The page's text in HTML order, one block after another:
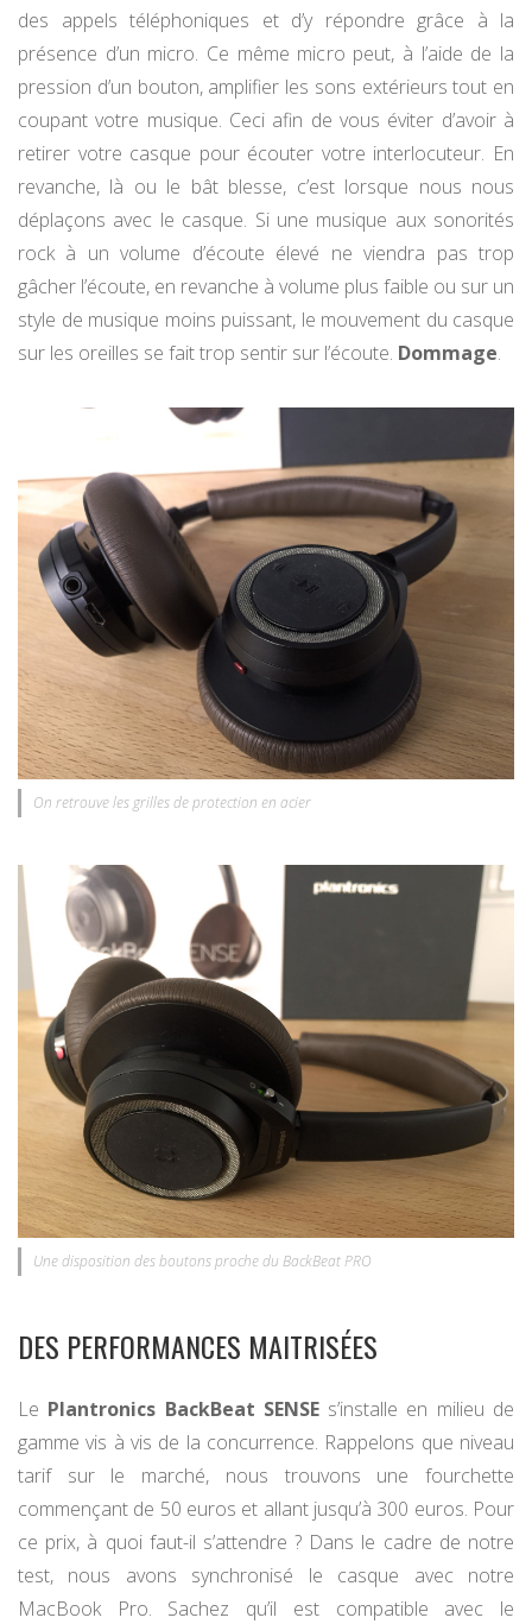
des appels téléphoniques et d’y répondre grâce à la
présence d’un micro. Ce même micro peut, à l’aide de la
pression d’un bouton, amplifier les sons extérieurs tout en
coupant votre musique. Ceci afin de vous éviter d’avoir à
retirer votre casque pour écouter votre interlocuteur. En
revanche, là ou le bât blesse, c’est lorsque nous nous
déplaçons avec le casque. Si une musique aux sonorités
rock à un volume d’écoute élevé ne viendra pas trop
gâcher l’écoute, en revanche à volume plus faible ou sur un
style de musique moins puissant, le mouvement du casque
sur les oreilles se fait trop sentir sur l’écoute. Dommage.
On retrouve les grilles de protection en acier
Une disposition des boutons proche du BackBeat PRO
DES PERFORMANCES MAITRISÉES
Le Plantronics BackBeat SENSEs’installe en milieu de
gamme vis à vis de la concurrence. Rappelons que niveau
tarif sur le marché, nous trouvons une fourchette
commençant de 50 euros et allant jusqu’à 300 euros. Pour
ce prix, à quoi faut-il s’attendre ? Dans le cadre de notre
test, nous avons synchronisé le casque avec notre
MacBook Pro. Sachez qu’il est compatible avec le